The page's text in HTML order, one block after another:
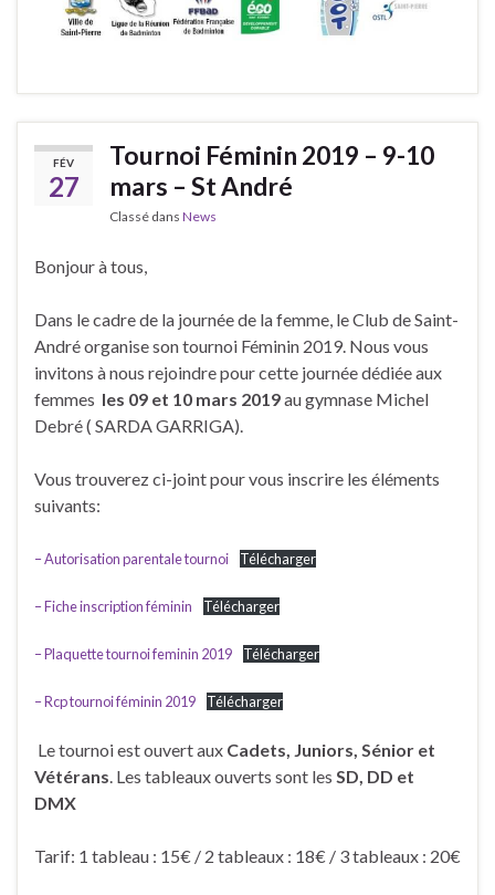
FÉV
27
Tournoi Féminin 2019 – 9-10
mars – St André
Classé dans News
Bonjour à tous,
Dans le cadre de la journée de la femme, le Club de Saint-
André organise son tournoi Féminin 2019. Nous vous
invitons à nous rejoindre pour cette journée dédiée aux
femmes les 09 et 10 mars 2019au gymnase Michel
Debré ( SARDA GARRIGA).
Vous trouverez ci-joint pour vous inscrire les éléments
suivants:
– Autorisation parentale tournoi Télécharger
– Fiche inscription féminin Télécharger
– Plaquette tournoi feminin 2019 Télécharger
– Rcp tournoi féminin 2019 Télécharger
Le tournoi est ouvert aux Cadets, Juniors, Sénior et
Vétérans . Les tableaux ouverts sont les SD, DD et
DMX
Tarif: 1 tableau : 15€ / 2 tableaux : 18€ / 3 tableaux : 20€